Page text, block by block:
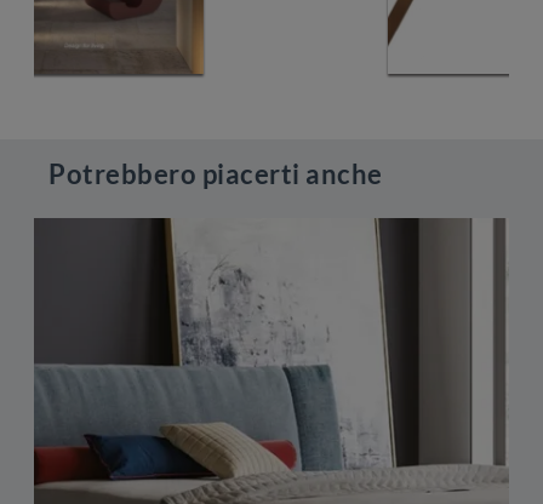
Potrebbero piacerti anche